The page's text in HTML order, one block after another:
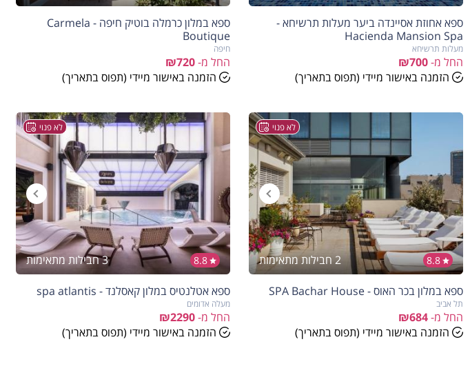
ספא אחוזת אסיינדה ביער מעלות תרשיחא -
Hacienda Mansion Spa
מעלות תרשיחא
החל מ-₪700
הזמנה באישור מיידי (תפוס בתאריך)
ספא במלון כרמלה בוטיק חיפה - Carmela
Boutique
חיפה
החל מ-₪720
הזמנה באישור מיידי (תפוס בתאריך)
לא פנוי
8.8 2 חבילות מתאימות
ספא במלון בכר האוס - SPA Bachar House
תל אביב
החל מ-₪684
הזמנה באישור מיידי (תפוס בתאריך)
לא פנוי
8.8 3 חבילות מתאימות
ספא אטלנטיס במלון קאסלנד - spa atlantis
מעלה אדומים
החל מ-₪2290
הזמנה באישור מיידי (תפוס בתאריך)